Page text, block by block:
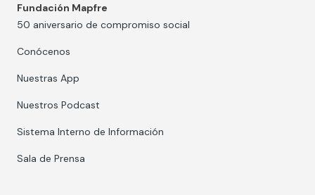
Fundación Mapfre
50 aniversario de compromiso social
Conócenos
Nuestras App
Nuestros Podcast
Sistema Interno de Información
Sala de Prensa